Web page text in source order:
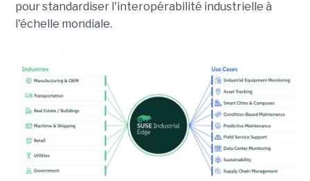
pour standardiser l'interopérabilité industrielle à
l'échelle mondiale.